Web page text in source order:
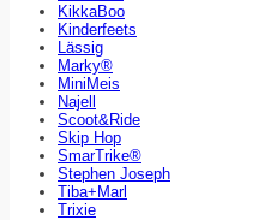
KikkaBoo
Kinderfeets
Lässig
Marky®
MiniMeis
Najell
Scoot&Ride
Skip Hop
SmarTrike®
Stephen Joseph
Tiba+Marl
Trixie